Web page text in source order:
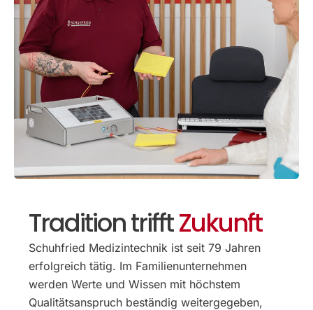
Tradition trifftZukunft
Schuhfried Medizintechnik ist seit 79 Jahren
erfolgreich tätig. Im Familien­unternehmen
werden Werte und Wissen mit höchstem
Qualitäts­anspruch beständig weitergegeben,